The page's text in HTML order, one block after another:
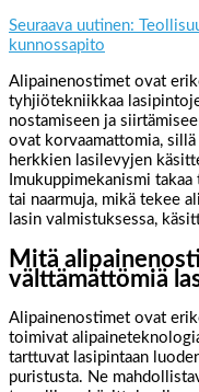
Seuraava uutinen:
kunnossapito
Alipainenostimet ovat
tyhjiötekniikkaa
nostamiseen ja
ovat korvaamattomia,
herkkien lasilevyjen
Imukuppimekanismi
tai naarmuja, mikä tekee
lasin valmistuksessa,
Mitä
välttämättömiä
Alipainenostimet ovat
toimivat
tarttuvat lasipintaan
puristusta. Ne